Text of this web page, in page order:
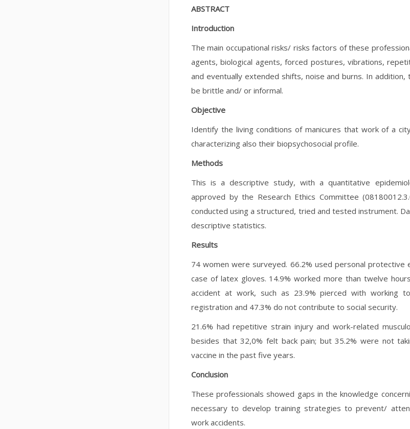
ABSTRACT
Introduction
The main occupational risks/ risks factors of these
agents, biological agents, forced postures, vibrations,
and eventually extended shifts, noise and burns. In
be brittle and/ or informal.
Objective
Identify the living conditions of manicures that work of a
characterizing also their biopsychosocial profile.
Methods
This is a descriptive study, with a quantitative
approved by the Research Ethics Committee
conducted using a structured, tried and tested instrument.
descriptive statistics.
Results
74 women were surveyed. 66.2% used personal protective
case of latex gloves. 14.9% worked more than twelve
accident at work, such as 23.9% pierced with working
registration and 47.3% do not contribute to social security.
21.6% had repetitive strain injury and work-related
besides that 32,0% felt back pain; but 35.2% were not
vaccine in the past five years.
Conclusion
These professionals showed gaps in the knowledge
necessary to develop training strategies to prevent/
work accidents.